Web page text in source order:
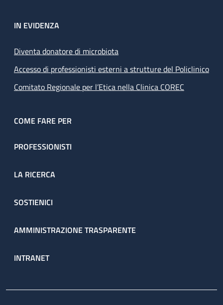
IN EVIDENZA
Diventa donatore di microbiota
Accesso di professionisti esterni a strutture del Policlinico
Comitato Regionale per l’Etica nella Clinica COREC
COME FARE PER
PROFESSIONISTI
LA RICERCA
SOSTIENICI
AMMINISTRAZIONE TRASPARENTE
INTRANET